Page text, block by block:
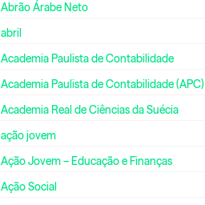
Abrão Árabe Neto
abril
Academia Paulista de Contabilidade
Academia Paulista de Contabilidade (APC)
Academia Real de Ciências da Suécia
ação jovem
Ação Jovem – Educação e Finanças
Ação Social